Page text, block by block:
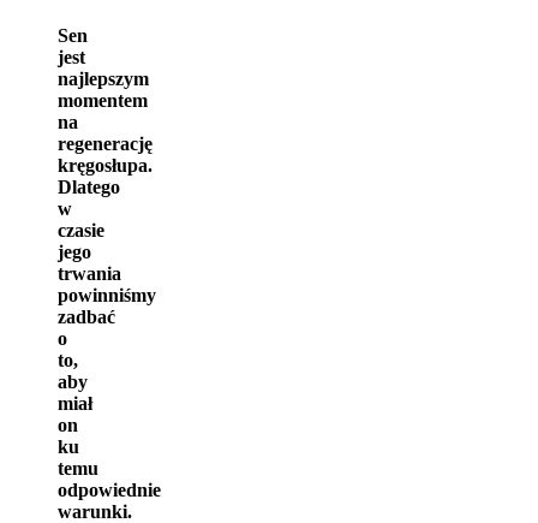
Sen
jest
najlepszym
momentem
na
regenerację
kręgosłupa.
Dlatego
w
czasie
jego
trwania
powinniśmy
zadbać
o
to,
aby
miał
on
ku
temu
odpowiednie
warunki.